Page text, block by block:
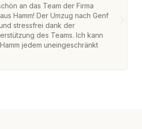
an das Team der Firma
Hamm! Der Umzug nach Genf
stressfrei dank der
des Teams. Ich kann
jedem uneingeschränkt